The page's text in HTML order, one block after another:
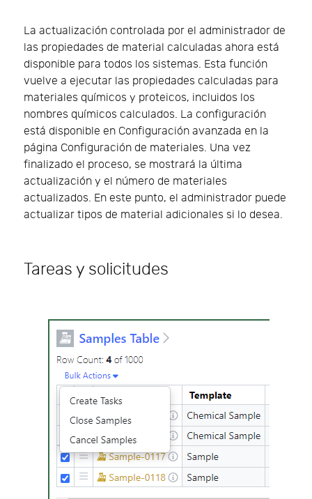
La actualización controlada por el administrador de
las propiedades de material calculadas ahora está
disponible para todos los sistemas. Esta función
vuelve a ejecutar las propiedades calculadas para
materiales químicos y proteicos, incluidos los
nombres químicos calculados. La configuración
está disponible en Configuración avanzada en la
página Configuración de materiales. Una vez
finalizado el proceso, se mostrará la última
actualización y el número de materiales
actualizados. En este punto, el administrador puede
actualizar tipos de material adicionales si lo desea.
Tareas y solicitudes